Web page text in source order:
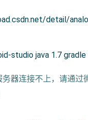
detail/
studio java 1.7 gradle
务器连接不上，请通过